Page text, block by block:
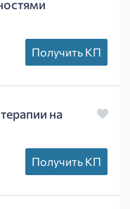
Получить КП
на
Получить КП